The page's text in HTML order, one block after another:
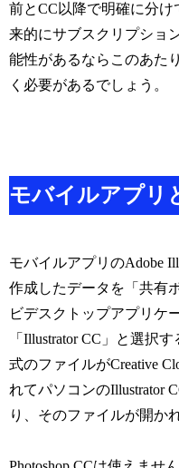
前とCC以降で明確に分け
来的にサブスクリプショ
能性があるならこのあた
く必要があるでしょう。
モバイルアプリ
モバイルアプリのAdobe
作成したデータを「共有
ビデスクトップアプリケ
「Illustrator CC」と選択
式のファイルがCreative
れてパソコンのIllustrator
り、そのファイルが開か